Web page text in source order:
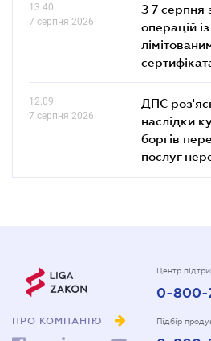
13.40
7 серпня 2026
З 7 серпня
операцій
12.09
7 серпня 2026
ДПС
наслідки
боргів
послуг
ПРО КОМПАНІЮ
Центр
0-800-
Підбір